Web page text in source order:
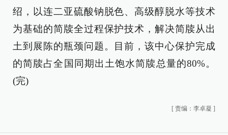
绍，以连二亚硫酸钠脱色、高级醇脱水等技术
为基础的简牍全过程保护技术，解决简牍从出
土到展陈的瓶颈问题。目前，该中心保护完成
的简牍占全国同期出土饱水简牍总量的80%。
(完)
[ 责编：李卓凝 ]